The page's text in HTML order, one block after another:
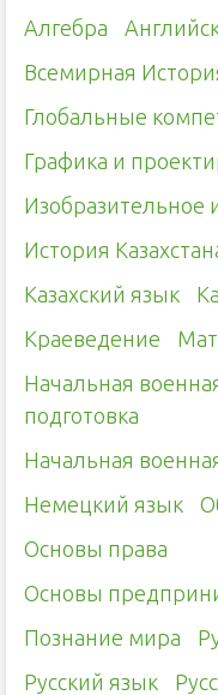
Алгебра
Всемирная
Глобальные
Графика и
Изобразительное
История
Казахский язык
Краеведение
Начальная
подготовка
Начальная
Немецкий язык
Основы права
Основы
Познание мира
Русский язык